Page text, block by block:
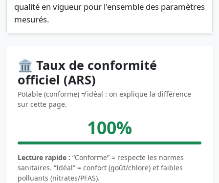
qualité en vigueur pour l'ensemble des paramètres
mesurés.
🏛️ Taux de conformité
officiel (ARS)
Potable (conforme) ≠ idéal : on explique la différence
sur cette page.
100%
Lecture rapide : “Conforme” = respecte les normes
sanitaires. “Idéal” = confort (goût/chlore) et faibles
polluants (nitrates/PFAS).